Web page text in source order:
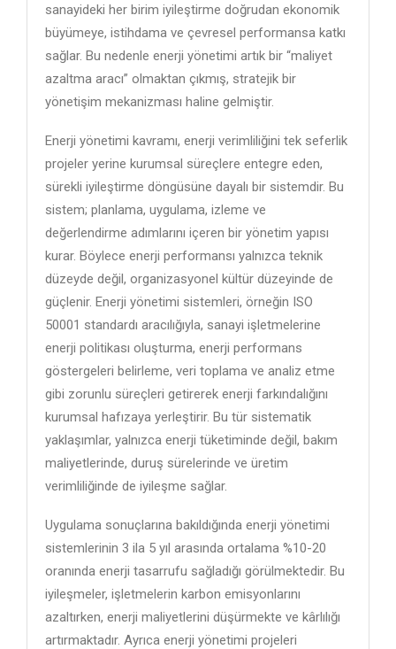
sanayideki her birim iyileştirme doğrudan ekonomik
büyümeye, istihdama ve çevresel performansa katkı
sağlar. Bu nedenle enerji yönetimi artık bir “maliyet
azaltma aracı” olmaktan çıkmış, stratejik bir
yönetişim mekanizması haline gelmiştir.
Enerji yönetimi kavramı, enerji verimliliğini tek seferlik
projeler yerine kurumsal süreçlere entegre eden,
sürekli iyileştirme döngüsüne dayalı bir sistemdir. Bu
sistem; planlama, uygulama, izleme ve
değerlendirme adımlarını içeren bir yönetim yapısı
kurar. Böylece enerji performansı yalnızca teknik
düzeyde değil, organizasyonel kültür düzeyinde de
güçlenir. Enerji yönetimi sistemleri, örneğin ISO
50001 standardı aracılığıyla, sanayi işletmelerine
enerji politikası oluşturma, enerji performans
göstergeleri belirleme, veri toplama ve analiz etme
gibi zorunlu süreçleri getirerek enerji farkındalığını
kurumsal hafızaya yerleştirir. Bu tür sistematik
yaklaşımlar, yalnızca enerji tüketiminde değil, bakım
maliyetlerinde, duruş sürelerinde ve üretim
verimliliğinde de iyileşme sağlar.
Uygulama sonuçlarına bakıldığında enerji yönetimi
sistemlerinin 3 ila 5 yıl arasında ortalama %10-20
oranında enerji tasarrufu sağladığı görülmektedir. Bu
iyileşmeler, işletmelerin karbon emisyonlarını
azaltırken, enerji maliyetlerini düşürmekte ve kârlılığı
artırmaktadır. Ayrıca enerji yönetimi projeleri